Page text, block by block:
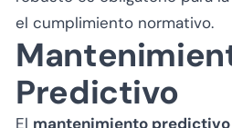
el cumplimiento normativo.
Predictivo
El mantenimiento predictivo